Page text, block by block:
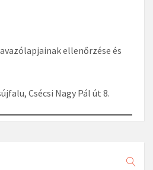
ellenőrzése és
Csécsi Nagy Pál út 8.